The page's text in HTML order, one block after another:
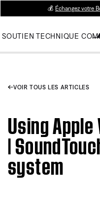
💰 Échangez votre
SOUTIEN TECHNIQUE
VOIR TOUS LES ARTICLES
Using
|
system